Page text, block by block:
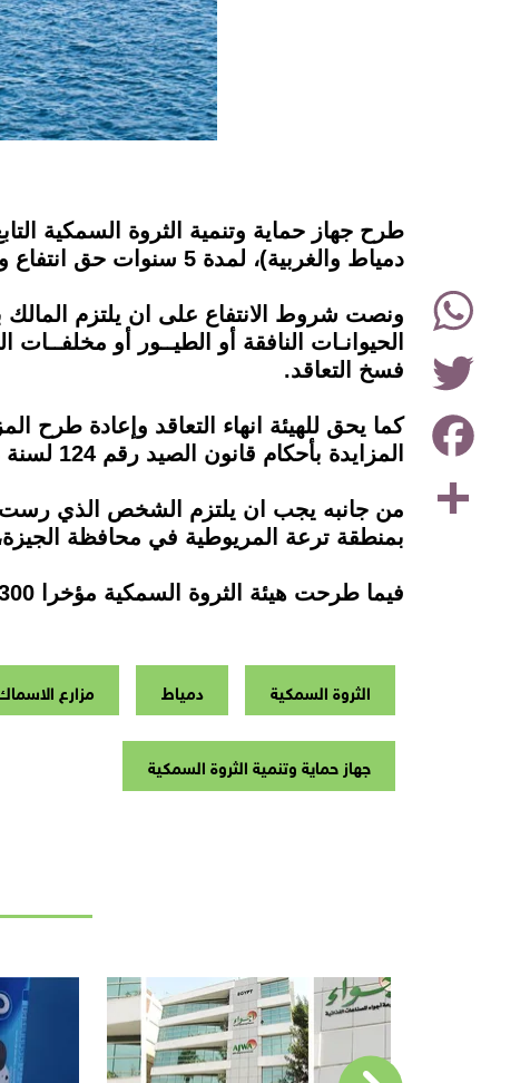
Share
Facebook
Twitter
WhatsApp
instagramطرح جهاز حماية وتنمية الثروة السمكية
دمياط والغربية)، لمدة 5 سنوات حق انتفاع ومن المقرر عقد مزايدة خلال سبتمبر الحالي.
ونصت شروط الانتفاع على ان يلتزم المالك
الحيوانـات النافقة أو الطيــور أو
فسخ التعاقد.
كما يحق للهيئة انهاء التعاقد وإعادة
المزايدة بأحكام قانون الصيد رقم 124 لسنة 1983 ولائحته التنفيذية، مع الالتزام بالقرارات التنظيمية الصادرة عن الهيئة.
من جانبه يجب ان يلتزم الشخص الذي رست
بمنطقة ترعة المريوطية في محافظة الجيزة، على مساحة 25 فانا لمدة لا تقل عن 3 سنوات مع
فيما طرحت هيئة الثروة السمكية مؤخرا 4300 فدان في محافظة الإسكندرية، داخل منطقة حوض 2000 فدان ببحيرة مريوط
الثروة السمكية دمياط مزارع
جهاز حماية وتنمية الثروة السمكية